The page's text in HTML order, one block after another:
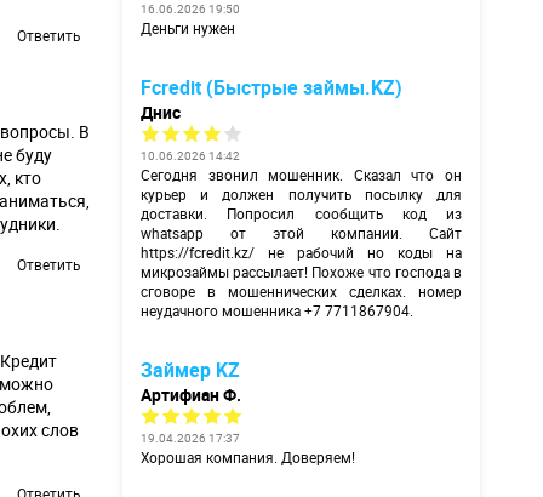
16.06.2026 19:50
Деньги нужен
Fcredit (Быстрые займы.KZ)
Днис
10.06.2026 14:42
Сегодня звонил мошенник. Сказал что он
курьер и должен получить посылку для
доставки. Попросил сообщить код из
whatsapp от этой компании. Сайт
https://fcredit.kz/ не рабочий но коды на
микрозаймы рассылает! Похоже что господа в
сговоре в мошеннических сделках. номер
неудачного мошенника +7 7711867904.
Займер KZ
Артифиан Ф.
19.04.2026 17:37
Хорошая компания. Доверяем!
Ответить
В
буду
кто
Ответить
можно
слов